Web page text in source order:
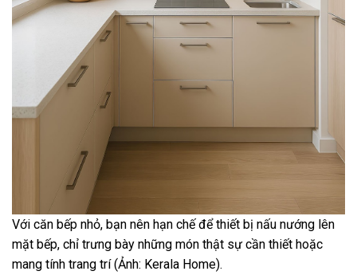
Với căn bếp nhỏ, bạn nên hạn chế để thiết bị nấu nướng lên
mặt bếp, chỉ trưng bày những món thật sự cần thiết hoặc
mang tính trang trí (Ảnh: Kerala Home).